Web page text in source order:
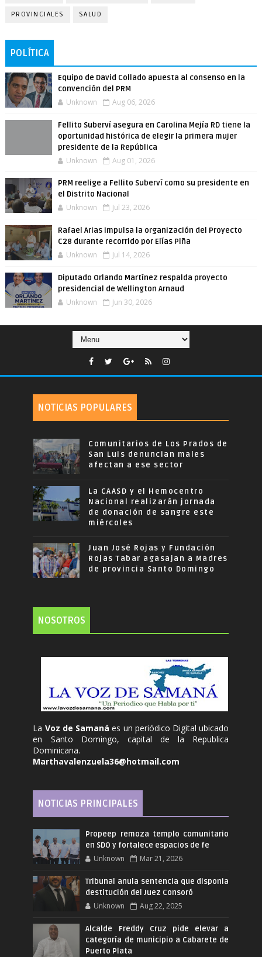
PROVINCIALES SALUD
POLÍTICA
Equipo de David Collado apuesta al consenso en la
convención del PRM
Unknown Aug 06, 2026
Fellito Suberví asegura en Carolina Mejía RD tiene la
oportunidad histórica de elegir la primera mujer
presidente de la República
Unknown Aug 01, 2026
PRM reelige a Fellito Suberví como su presidente en
el Distrito Nacional
Unknown Jul 23, 2026
Rafael Arias impulsa la organización del Proyecto
C28 durante recorrido por Elías Piña
Unknown Jul 14, 2026
Diputado Orlando Martínez respalda proyecto
presidencial de Wellington Arnaud
Unknown Jun 30, 2026
NOTICIAS POPULARES
Comunitarios de Los Prados de
San Luis denuncian males
afectan a ese sector
La CAASD y el Hemocentro
Nacional realizarán jornada
de donación de sangre este
miércoles
Juan José Rojas y Fundación
Rojas Tabar agasajan a Madres
de provincia Santo Domingo
NOSOTROS
La Voz de Samanáes un periódico Digital ubicado
en Santo Domingo, capital de la Republica
Dominicana.
Marthavalenzuela36@hotmail.com
NOTICIAS PRINCIPALES
Propeep remoza templo comunitario
en SDO y fortalece espacios de fe
Unknown Mar 21, 2026
Tribunal anula sentencia que disponia
destitución del Juez Consoró
Unknown Aug 22, 2025
Alcalde Freddy Cruz pide elevar a
categoría de municipio a Cabarete de
Puerto Plata